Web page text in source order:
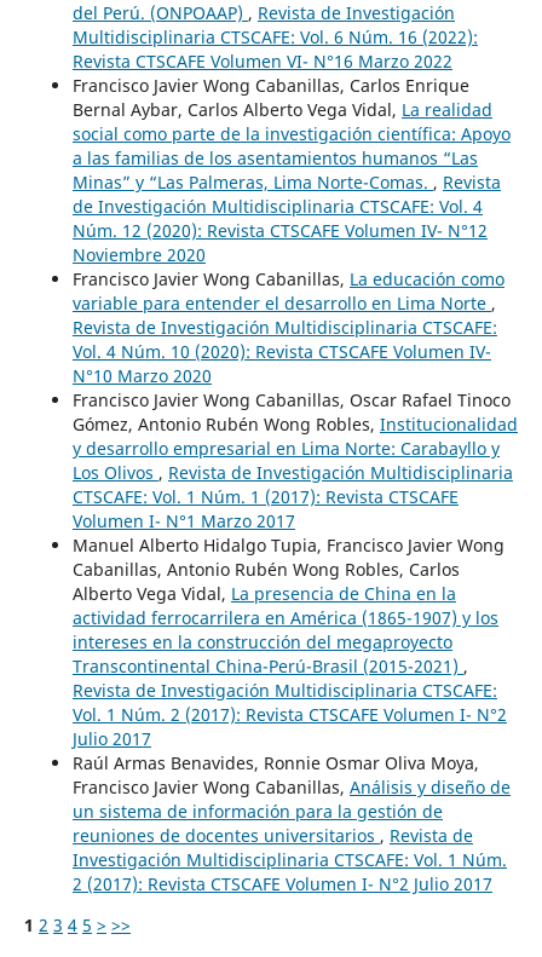
del Perú. (ONPOAAP) , Revista de Investigación
Multidisciplinaria CTSCAFE: Vol. 6 Núm. 16 (2022):
Revista CTSCAFE Volumen VI- N°16 Marzo 2022
Francisco Javier Wong Cabanillas, Carlos Enrique
Bernal Aybar, Carlos Alberto Vega Vidal, La realidad
social como parte de la investigación científica: Apoyo
a las familias de los asentamientos humanos “Las
Minas” y “Las Palmeras, Lima Norte-Comas. , Revista
de Investigación Multidisciplinaria CTSCAFE: Vol. 4
Núm. 12 (2020): Revista CTSCAFE Volumen IV- N°12
Noviembre 2020
Francisco Javier Wong Cabanillas, La educación como
variable para entender el desarrollo en Lima Norte ,
Revista de Investigación Multidisciplinaria CTSCAFE:
Vol. 4 Núm. 10 (2020): Revista CTSCAFE Volumen IV-
N°10 Marzo 2020
Francisco Javier Wong Cabanillas, Oscar Rafael Tinoco
Gómez, Antonio Rubén Wong Robles, Institucionalidad
y desarrollo empresarial en Lima Norte: Carabayllo y
Los Olivos , Revista de Investigación Multidisciplinaria
CTSCAFE: Vol. 1 Núm. 1 (2017): Revista CTSCAFE
Volumen I- N°1 Marzo 2017
Manuel Alberto Hidalgo Tupia, Francisco Javier Wong
Cabanillas, Antonio Rubén Wong Robles, Carlos
Alberto Vega Vidal, La presencia de China en la
actividad ferrocarrilera en América (1865-1907) y los
intereses en la construcción del megaproyecto
Transcontinental China-Perú-Brasil (2015-2021) ,
Revista de Investigación Multidisciplinaria CTSCAFE:
Vol. 1 Núm. 2 (2017): Revista CTSCAFE Volumen I- N°2
Julio 2017
Raúl Armas Benavides, Ronnie Osmar Oliva Moya,
Francisco Javier Wong Cabanillas, Análisis y diseño de
un sistema de información para la gestión de
reuniones de docentes universitarios , Revista de
Investigación Multidisciplinaria CTSCAFE: Vol. 1 Núm.
2 (2017): Revista CTSCAFE Volumen I- N°2 Julio 2017
1 2 3 4 5 > >>